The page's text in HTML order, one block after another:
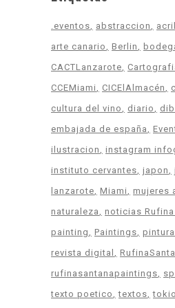
.eventos abstraccion
arte canario
Berlin
CACTLanzarote
CCEMiami
CICElAlmacén
cultura del vino
diario
embajada de españa
ilustracion
instagram
instituto cervantes japon
lanzarote Miami mujeres
naturaleza
noticias Rufina
painting
Paintings pintura
revista digital
rufinasantanapaintings
texto poetico
textos tokio